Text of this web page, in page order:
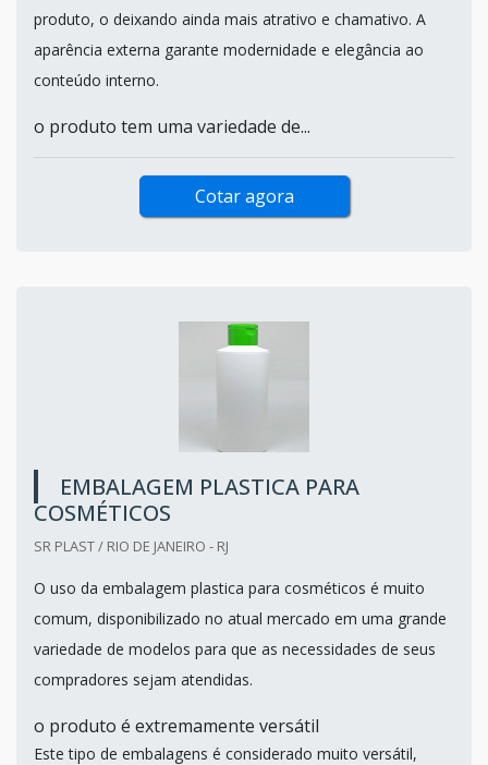
produto, o deixando ainda mais atrativo e chamativo. A
aparência externa garante modernidade e elegância ao
conteúdo interno.
o produto tem uma variedade de...
Cotar agora
EMBALAGEM PLASTICA PARA
COSMÉTICOS
SR PLAST / RIO DE JANEIRO - RJ
O uso da embalagem plastica para cosméticos é muito
comum, disponibilizado no atual mercado em uma grande
variedade de modelos para que as necessidades de seus
compradores sejam atendidas.
o produto é extremamente versátil
Este tipo de embalagens é considerado muito versátil,